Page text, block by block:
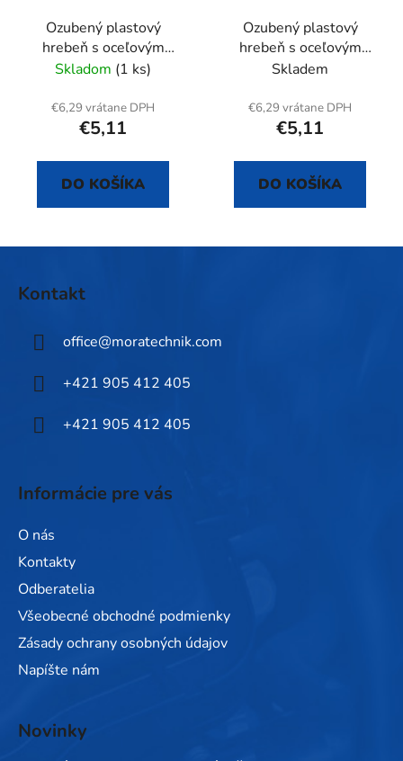
Ozubený plastový
hrebeň s oceľovým
jadrom, L = 50 cm
Skladom (1 ks)
€6,29 vrátane DPH
€5,11
DO KOŠÍKA
Ozubený plastový
hrebeň s oceľovým
jadrom, L = 50 cm
Skladem
€6,29 vrátane DPH
€5,11
DO KOŠÍKA
Kontakt
office@moratechnik.com
+421 905 412 405
+421 905 412 405
Informácie pre vás
O nás
Kontakty
Odberatelia
Všeobecné obchodné podmienky
Zásady ochrany osobných údajov
Napíšte nám
Novinky